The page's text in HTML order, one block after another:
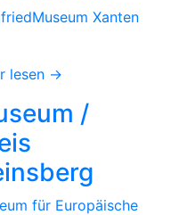
Xanten
lesen →
/
für Europäische